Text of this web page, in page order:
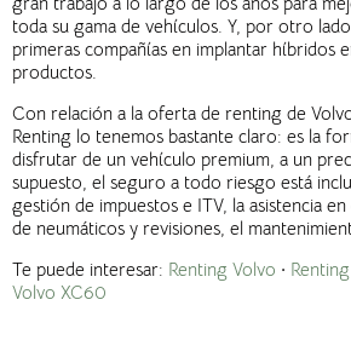
toda su gama de vehículos. Y, por otro
primeras compañías en implantar híbridos
productos.
Con relación a la oferta de renting de
Renting lo tenemos bastante claro: es la
disfrutar de un vehículo premium, a un
supuesto, el seguro a todo riesgo está
gestión de impuestos e ITV, la asistencia
de neumáticos y revisiones, el
Te puede interesar: Renting Volvo ·
Volvo XC60